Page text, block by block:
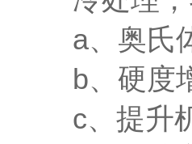
a、 奥氏
b、硬度
c、提升